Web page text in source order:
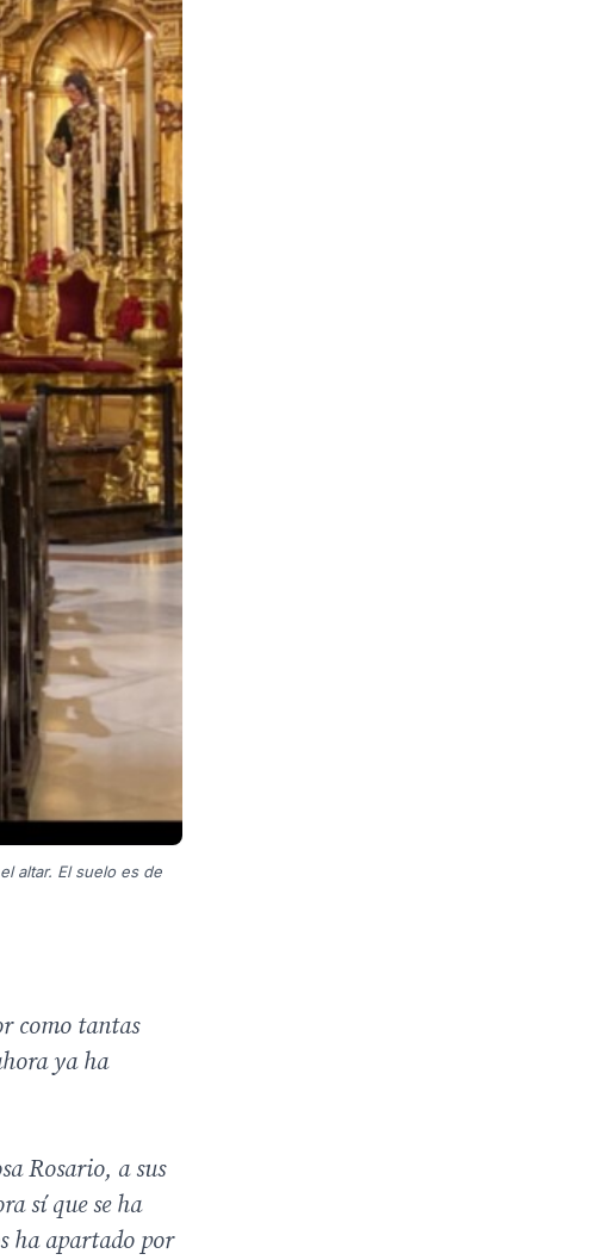
altar. El suelo es de
como tantas
ya ha
Rosario, a sus
sí que se ha
ha apartado por